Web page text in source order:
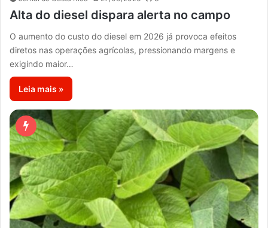
Alta do diesel dispara alerta no campo
O aumento do custo do diesel em 2026 já provoca efeitos
diretos nas operações agrícolas, pressionando margens e
exigindo maior…
Leia mais »